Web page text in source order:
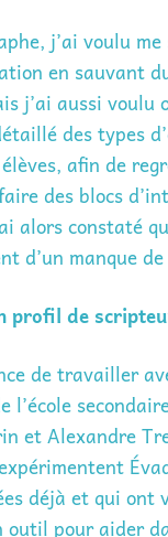
j’ai voulu
en sauvant
j’ai aussi voulu
des types
afin de
des blocs
alors constaté
d’un manque
profil de
de travailler
l’école
et Alexandre
déjà et qui ont
outil pour aider